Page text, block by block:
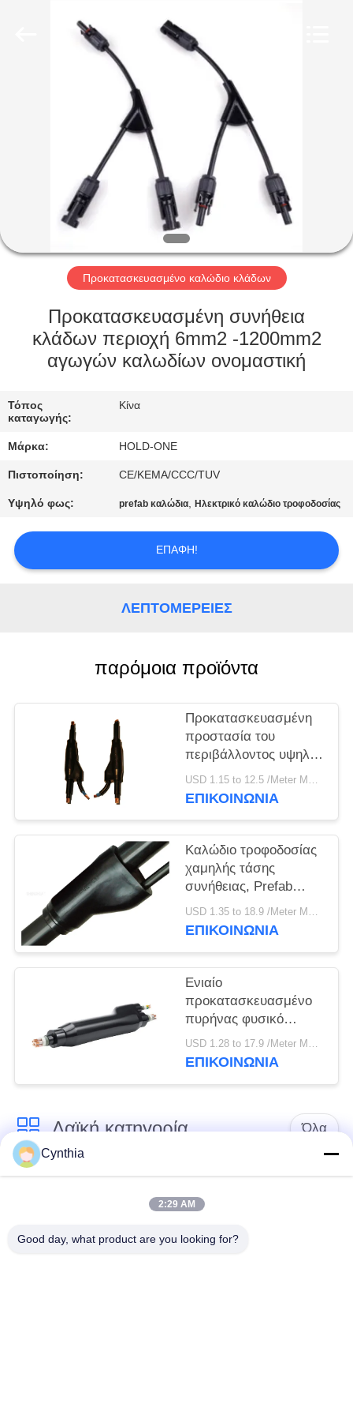
ΠΡΟΪΌΝΤΑ
ΒΊΝΤΕΟ
ΠΕΡΊΠΟΥ
ΕΜΕΊΣ
ΓΎΡΟΣ
ΕΡΓΟΣΤΑΣΊΩΝ
ΈΛΕΓΧΟΣ
ΜΑΣ
ΕΛΆΤΕ
ΣΕ
ΕΠΑΦΉ
ΜΕ
SITEMAP
ΠΟΛΙΤΙΚΉ
ΑΠΟΡΡΉΤΟΥ
Προκατασκευασμένο καλώδιο κλάδων
Προκατασκευασμένη συνήθεια
κλάδων περιοχή 6mm2 -1200mm2
αγωγών καλωδίων ονομαστική
Τόπος
καταγωγής:
Κίνα
Μάρκα: HOLD-ONE
Πιστοποίηση: CE/KEMA/CCC/TUV
Υψηλό φως: prefab καλώδια,Ηλεκτρικό καλώδιο τροφοδοσίας
ΕΠΑΦΉ!
ΛΕΠΤΟΜΈΡΕΙΕΣ
παρόμοια προϊόντα
Προκατασκευασμένη
προστασία του
περιβάλλοντος υψηλής
επίδοσης καλωδίων
κλάδων αγορών
USD 1.15 to 12.5 /Meter MOQ:500m
ΕΠΙΚΟΙΝΩΝΙΑ
Καλώδιο τροφοδοσίας
χαμηλής τάσης
συνήθειας, Prefab
καλώδια 3.5KV/τάσεις
δοκιμής 5min
USD 1.35 to 18.9 /Meter MOQ:500m
ΕΠΙΚΟΙΝΩΝΙΑ
Ενιαίο
προκατασκευασμένο
πυρήνας φυσικό
σακάκι καλωδίων
κλάδων με το φυσικό
USD 1.28 to 17.9 /Meter MOQ:500m
ΕΠΙΚΟΙΝΩΝΙΑ
Λαϊκή κατηγορία Όλα
Xlpe με μόνωση
Μόνωση από PVC
καλωδίου
μεταλλικά μονωμένα
θωρακισμένο
Cynthia
2:29 AM
Good day, what product are you looking for?